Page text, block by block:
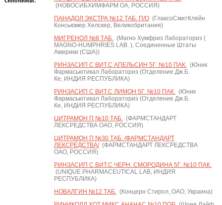
(НОВОСИБХИМФАРМ ОА, РОССИЯ)
ПАНАДОЛ ЭКСТРА №12 ТАБ. П/О(ГлаксоСмитКляйн
Консьюмер Хелскер, Великобритания)
МИГРЕНОЛ №8 ТАБ.(Магно Хумфриз Лабораториз (
MAGNO-HUMPHRIES LAB. ), Соединенные Штаты
Америки (США))
РИНЗАСИП С ВИТ.С АПЕЛЬСИН 5Г. №10 ПАК.(Юник
Фармасьютикал Лабораториз (Отделение Дж.Б.
Ке, ИНДИЯ РЕСПУБЛИКА)
РИНЗАСИП С ВИТ.С ЛИМОН 5Г. №10 ПАК.(Юник
Фармасьютикал Лабораториз (Отделение Дж.Б.
Ке, ИНДИЯ РЕСПУБЛИКА)
ЦИТРАМОН П №10 ТАБ.(ФАРМСТАНДАРТ
ЛЕКСРЕДСТВА ОАО, РОССИЯ)
ЦИТРАМОН П №30 ТАБ. /ФАРМСТАНДАРТ
ЛЕКСРЕДСТВА/(ФАРМСТАНДАРТ ЛЕКСРЕДСТВА
ОАО, РОССИЯ)
РИНЗАСИП С ВИТ.С ЧЕРН. СМОРОДИНА 5Г. №10 ПАК.
(UNIQUE PHARMACEUTICAL LAB, ИНДИЯ
РЕСПУБЛИКА)
НОВАЛГИН №12 ТАБ.(Концерн Стирол, ОАО, Украина)